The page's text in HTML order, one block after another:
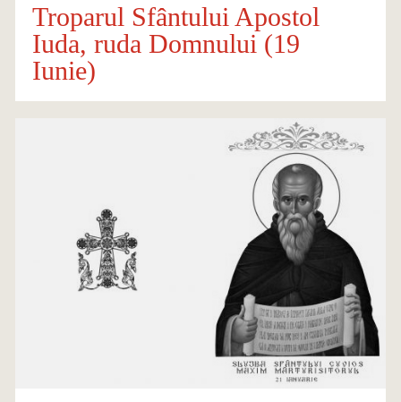
Troparul Sfântului Apostol
Iuda, ruda Domnului (19
Iunie)